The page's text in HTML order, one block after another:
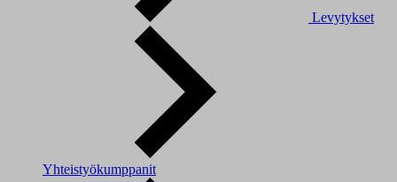
Levytykset
Yhteistyökumppanit